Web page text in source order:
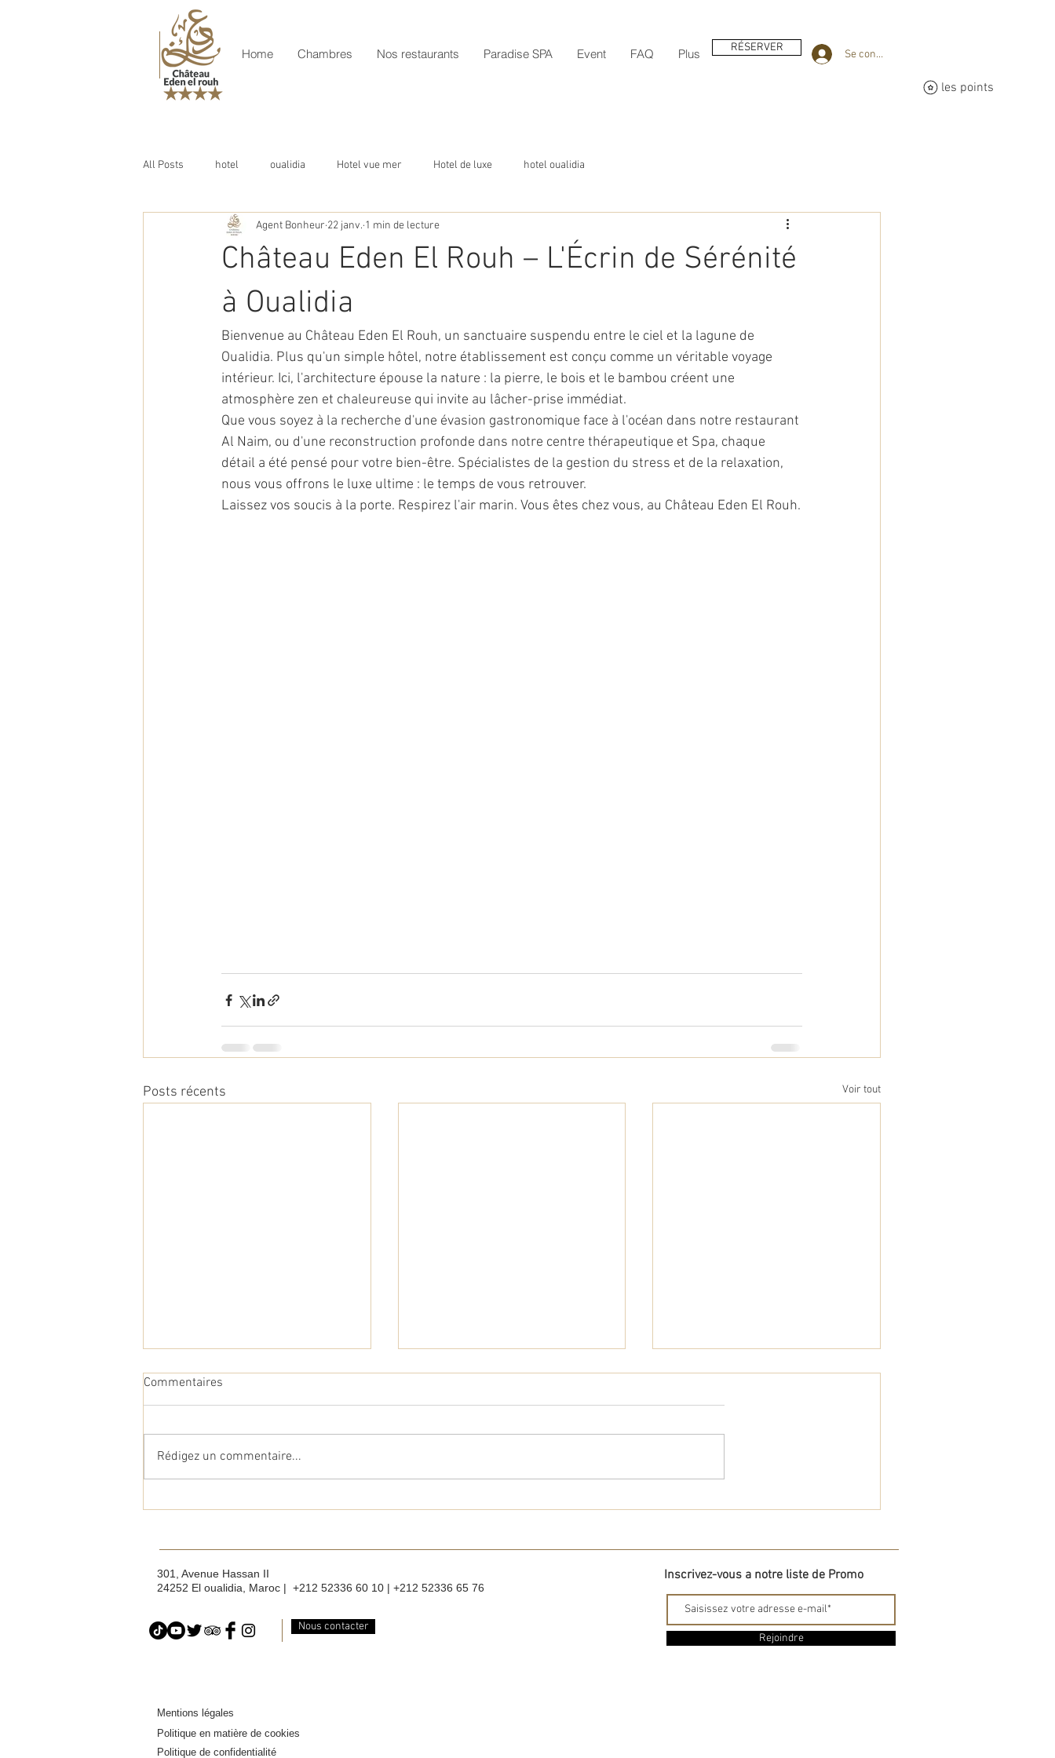
Home Chambres Nos restaurants Paradise SPA Event FAQ Plus RÉSERVER Se connecter
les points
All Posts hotel oualidia Hotel vue mer Hotel de luxe hotel oualidia
Château Eden El Rouh – L'Écrin de Sérénité
à Oualidia
Agent Bonheur 22 janv. 1 min de lecture
Bienvenue au Château Eden El Rouh, un sanctuaire suspendu entre le ciel et la lagune de
Oualidia. Plus qu'un simple hôtel, notre établissement est conçu comme un véritable voyage
intérieur. Ici, l'architecture épouse la nature : la pierre, le bois et le bambou créent une
atmosphère zen et chaleureuse qui invite au lâcher-prise immédiat.
Que vous soyez à la recherche d'une évasion gastronomique face à l'océan dans notre restaurant
Al Naim, ou d'une reconstruction profonde dans notre centre thérapeutique et Spa, chaque
détail a été pensé pour votre bien-être. Spécialistes de la gestion du stress et de la relaxation,
nous vous offrons le luxe ultime : le temps de vous retrouver.
Laissez vos soucis à la porte. Respirez l'air marin. Vous êtes chez vous, au Château Eden El Rouh.
Posts récents Voir tout
Commentaires
Rédigez un commentaire...
301, Avenue Hassan II
24252 El oualidia, Maroc | +212 52336 60 10 | +212 52336 65 76
Nous contacter
Inscrivez-vous a notre liste de Promo
Rejoindre
Mentions légales
Politique en matière de cookies
Politique de confidentialité